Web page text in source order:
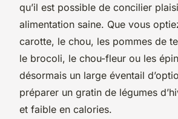
qu’il est possible de concilier
alimentation saine. Que vous
carotte, le chou, les pommes de
le brocoli, le chou-fleur ou les
désormais un large éventail
préparer un gratin de légumes
et faible en calories.